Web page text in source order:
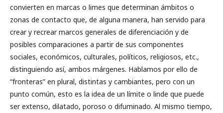
convierten en marcas o limes que determinan ámbitos o
zonas de contacto que, de alguna manera, han servido para
crear y recrear marcos generales de diferenciación y de
posibles comparaciones a partir de sus componentes
sociales, económicos, culturales, políticos, religiosos, etc.,
distinguiendo así, ambos márgenes. Hablamos por ello de
“fronteras” en plural, distintas y cambiantes, pero con un
punto común, esto es la idea de un límite o linde que puede
ser extenso, dilatado, poroso o difuminado. Al mismo tiempo,